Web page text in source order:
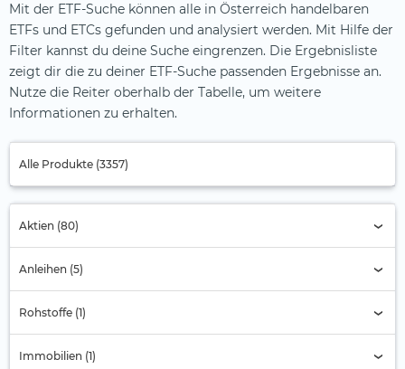
Mit der ETF-Suche können alle in Österreich handelbaren
ETFs und ETCs gefunden und analysiert werden. Mit Hilfe der
Filter kannst du deine Suche eingrenzen. Die Ergebnisliste
zeigt dir die zu deiner ETF-Suche passenden Ergebnisse an.
Nutze die Reiter oberhalb der Tabelle, um weitere
Informationen zu erhalten.
Alle Produkte (3357)
Aktien (80)
Anleihen (5)
Rohstoffe (1)
Immobilien (1)